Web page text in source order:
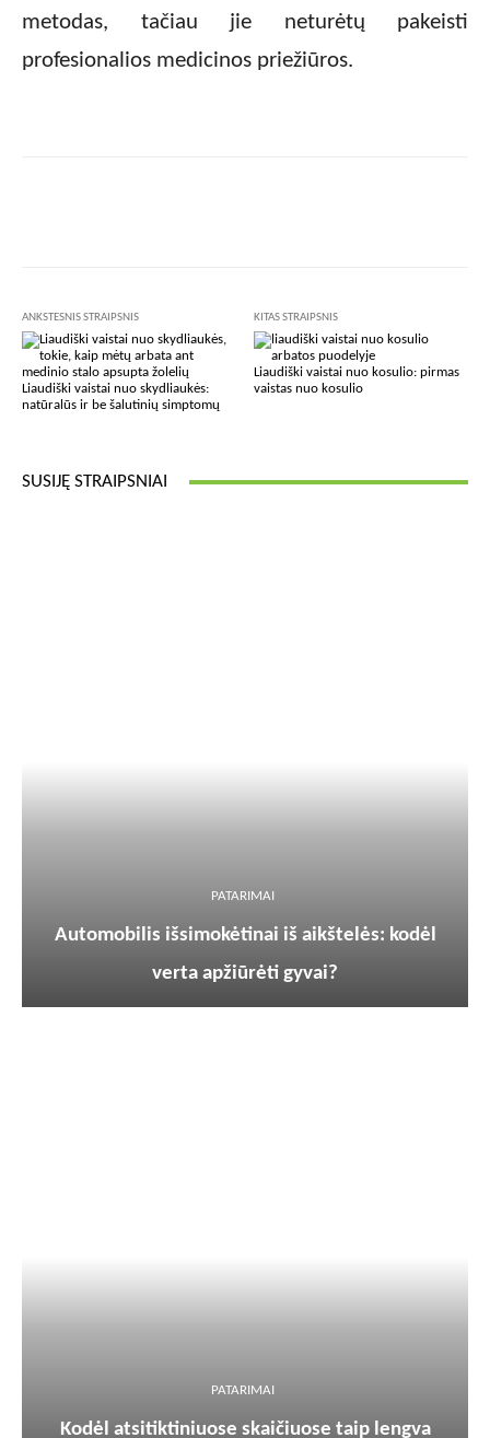
metodas, tačiau jie neturėtų pakeisti
profesionalios medicinos priežiūros.
ANKSTESNIS STRAIPSNIS
Liaudiški vaistai nuo skydliaukės:
natūralūs ir be šalutinių simptomų
KITAS STRAIPSNIS
Liaudiški vaistai nuo kosulio: pirmas
vaistas nuo kosulio
SUSIJĘ STRAIPSNIAI
PATARIMAI
Automobilis išsimokėtinai iš aikštelės: kodėl
verta apžiūrėti gyvai?
PATARIMAI
Kodėl atsitiktiniuose skaičiuose taip lengva